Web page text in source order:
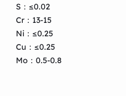
S：≤0.02
Cr：13-15
Ni：≤0.25
Cu：≤0.25
Mo：0.5-0.8